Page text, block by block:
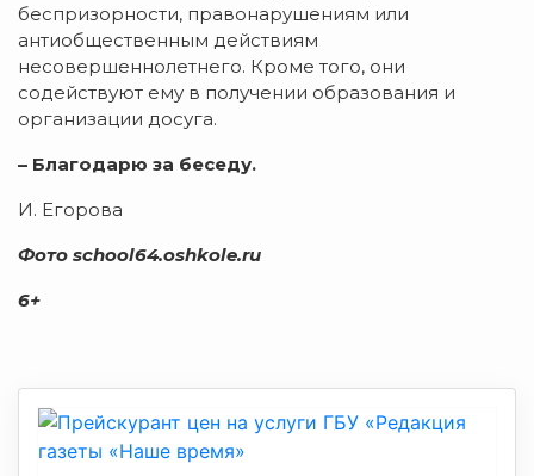
беспризорности, правонарушениям или
антиобщественным действиям
несовершеннолетнего. Кроме того, они
содействуют ему в получении образования и
организации досуга.
– Благодарю за беседу.
И. Егорова
Фото school64.oshkole.ru
6+